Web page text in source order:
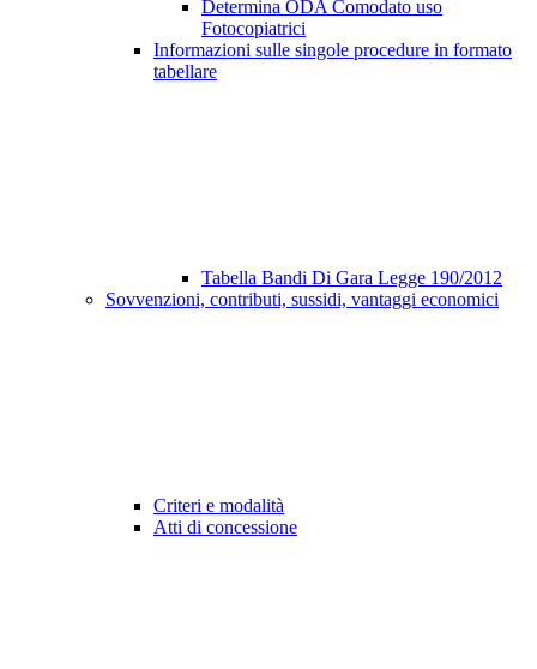
Determina ODA Comodato uso
Fotocopiatrici
Informazioni sulle singole procedure in formato
tabellare
Tabella Bandi Di Gara Legge 190/2012
Sovvenzioni, contributi, sussidi, vantaggi economici
Criteri e modalità
Atti di concessione